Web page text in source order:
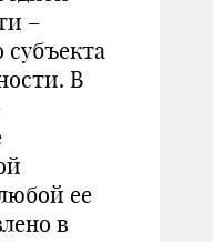
–
субъекта
В
ее
в